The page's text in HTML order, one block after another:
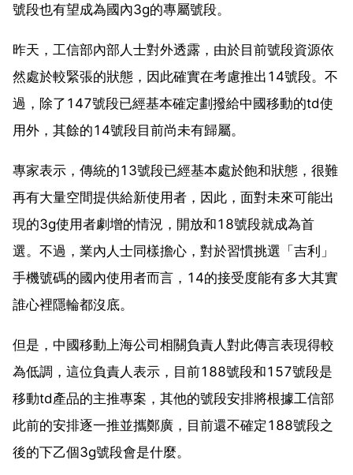
號段也有望成為國內3g的專屬號段。
昨天，工信部內部人士對外透露，由於目前號段資源依
然處於較緊張的狀態，因此確實在考慮推出14號段。不
過，除了147號段已經基本確定劃撥給中國移動的td使
用外，其餘的14號段目前尚未有歸屬。
專家表示，傳統的13號段已經基本處於飽和狀態，很難
再有大量空間提供給新使用者，因此，面對未來可能出
現的3g使用者劇增的情況，開放和18號段就成為首
選。不過，業內人士同樣擔心，對於習慣挑選「吉利」
手機號碼的國內使用者而言，14的接受度能有多大其實
誰心裡隱輪都沒底。
但是，中國移動上海公司相關負責人對此傳言表現得較
為低調，這位負責人表示，目前188號段和157號段是
移動td產品的主推專案，其他的號段安排將根據工信部
此前的安排逐一推並攜鄭廣，目前還不確定188號段之
後的下乙個3g號段會是什麼。